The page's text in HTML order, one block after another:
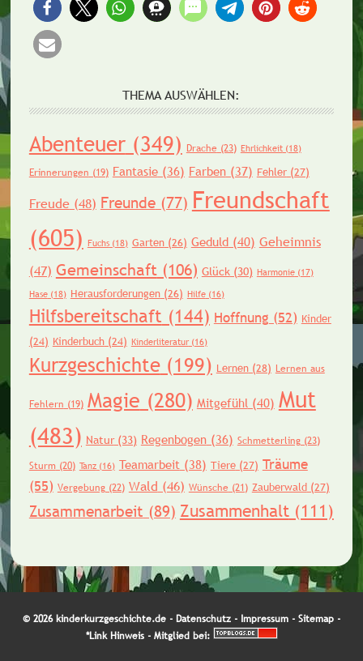
THEMA AUSWÄHLEN:
Abenteuer(349) Drache (23) Ehrlichkeit(18)
Erinnerungen (19) Fantasie(36) Farben(37) Fehler(27)
Freude(48) Freunde(77) Freundschaft
(605) Fuchs(18) Garten(26) Geduld(40) Geheimnis
(47) Gemeinschaft(106) Glück(30) Harmonie(17)
Hase(18) Herausforderungen(26) Hilfe(16)
Hilfsbereitschaft (144) Hoffnung (52) Kinder
(24) Kinderbuch(24) Kinderliteratur(16)
Kurzgeschichte(199) Lernen(28) Lernen aus
Fehlern (19) Magie (280) Mitgefühl(40) Mut
(483) Natur(33) Regenbogen(36) Schmetterling(23)
Sturm(20) Tanz(16) Teamarbeit(38) Tiere(27) Träume
(55) Vergebung(22) Wald (46) Wünsche (21) Zauberwald(27)
Zusammenarbeit (89) Zusammenhalt(111)
© 2026 kinderkurzgeschichte.de - Datenschutz - Impressum - Sitemap -
*Link Hinweis- Mitglied bei: